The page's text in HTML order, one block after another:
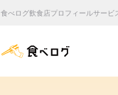
食べログ飲食店プロフィールサービ
食べログ